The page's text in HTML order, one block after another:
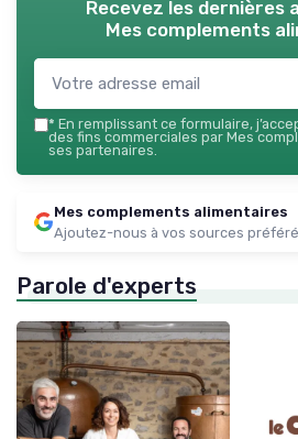
Recevez les dernières
Mes complements
* En remplissant ce formulaire,
des fins commerciales par Mes
ses partenaires.
Mes complements alimentaires
Ajoutez-nous à vos sources
Parole d'experts